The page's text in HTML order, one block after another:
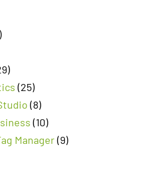
(25)
(8)
(10)
Manager(9)